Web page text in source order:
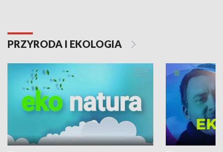
PRZYRODA I EKOLOGIA